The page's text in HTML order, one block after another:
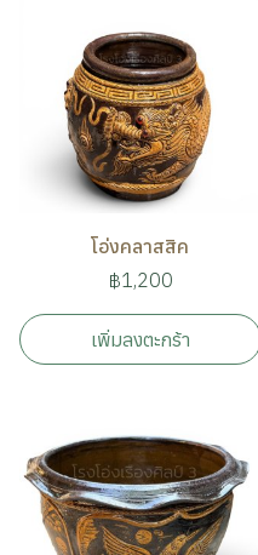
โอ่งคลาสสิค
฿1,200
เพิ่มลงตะกร้า